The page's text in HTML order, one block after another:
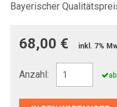
Bayerischer
68,00 € inkl. 7%
Anzahl: